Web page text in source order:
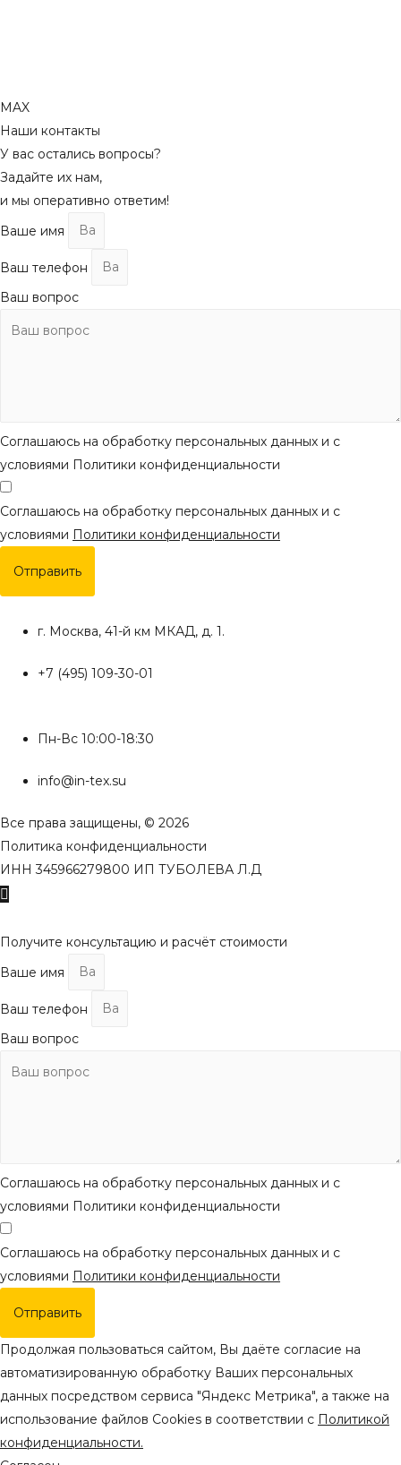
MAX
Наши контакты
У вас остались вопросы?
Задайте их нам,
и мы оперативно ответим!
Ваше имя
Ваш телефон
Ваш вопрос
Соглашаюсь на обработку персональных данных и с
условиями Политики конфиденциальности
Соглашаюсь на обработку персональных данных и с
условиями Политики конфиденциальности
Отправить
г. Москва, 41-й км МКАД, д. 1.
+7 (495) 109-30-01
Пн-Вс 10:00-18:30
info@in-tex.su
Все права защищены, © 2026
Политика конфиденциальности
ИНН 345966279800 ИП ТУБОЛЕВА Л.Д
Получите консультацию и расчёт стоимости
Ваше имя
Ваш телефон
Ваш вопрос
Соглашаюсь на обработку персональных данных и с
условиями Политики конфиденциальности
Соглашаюсь на обработку персональных данных и с
условиями Политики конфиденциальности
Отправить
Продолжая пользоваться сайтом, Вы даёте согласие на
автоматизированную обработку Ваших персональных
данных посредством сервиса "Яндекс Метрика", а также на
использование файлов Cookies в соответствии с Политикой
конфиденциальности.